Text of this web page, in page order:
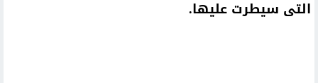
التى سيطرت عليها.